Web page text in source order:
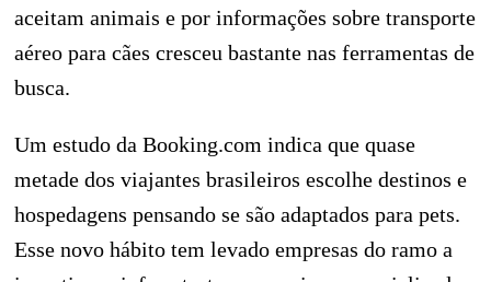
aceitam animais e por informações sobre transporte
aéreo para cães cresceu bastante nas ferramentas de
busca.
Um estudo da Booking.com indica que quase
metade dos viajantes brasileiros escolhe destinos e
hospedagens pensando se são adaptados para pets.
Esse novo hábito tem levado empresas do ramo a